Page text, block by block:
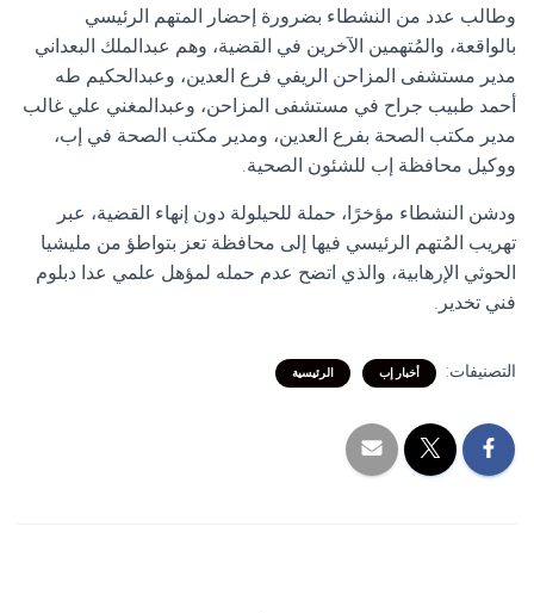
وطالب عدد من النشطاء بضرورة إحضار المتهم الرئيسي
بالواقعة، والمُتهمين الآخرين في القضية، وهم عبدالملك البعداني
مدير مستشفى المزاحن الريفي فرع العدين، وعبدالحكيم طه
أحمد طبيب جراح في مستشفى المزاحن، وعبدالمغني علي غالب
مدير مكتب الصحة بفرع العدين، ومدير مكتب الصحة في إب،
ووكيل محافظة إب للشئون الصحية.
ودشن النشطاء مؤخرًا، حملة للحيلولة دون إنهاء القضية، عبر
تهريب المُتهم الرئيسي فيها إلى محافظة تعز بتواطؤ من مليشيا
الحوثي الإرهابية، والذي اتضح عدم حمله لمؤهل علمي عدا دبلوم
فني تخدير.
التصنيفات: أخبار إب الرئيسية